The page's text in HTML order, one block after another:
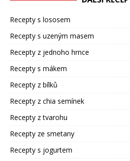
Recepty s lososem
Recepty s uzeným masem
Recepty z jednoho hrnce
Recepty s mákem
Recepty z bílků
Recepty z chia semínek
Recepty z tvarohu
Recepty ze smetany
Recepty s jogurtem